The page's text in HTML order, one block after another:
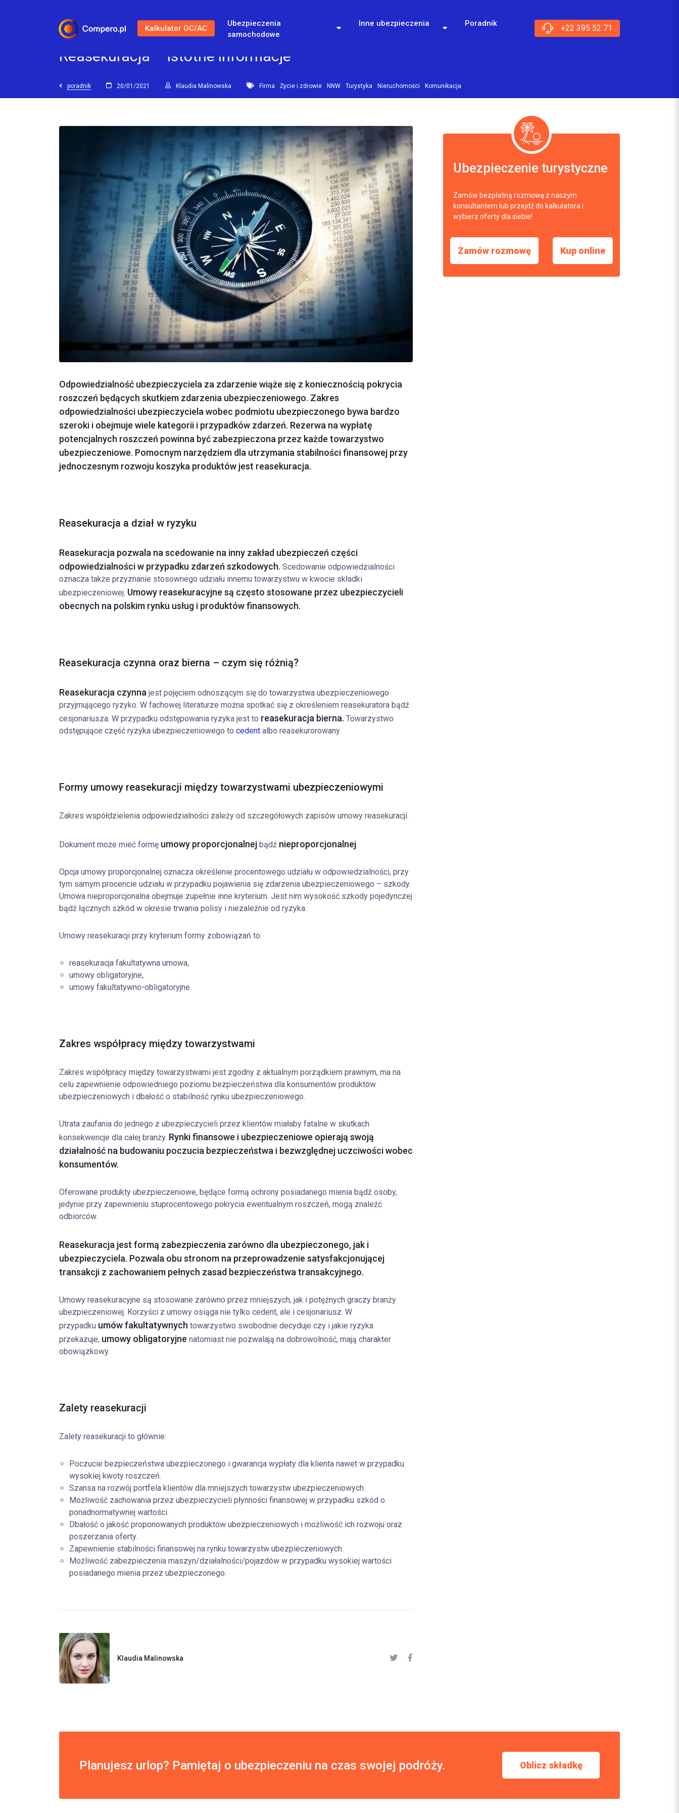
Kalkulator OC/AC
Ubezpieczenia
samochodowe
Inne ubezpieczenia Poradnik +22 395 52 71
Reasekuracja – istotne informacje
poradnik 20/01/2021 Klaudia Malinowska Firma Życie i zdrowie NNW Turystyka Nieruchomości Komunikacja
Odpowiedzialność ubezpieczyciela za zdarzenie wiąże się z koniecznością pokrycia
roszczeń będących skutkiem zdarzenia ubezpieczeniowego. Zakres
odpowiedzialności ubezpieczyciela wobec podmiotu ubezpieczonego bywa bardzo
szeroki i obejmuje wiele kategorii i przypadków zdarzeń. Rezerwa na wypłatę
potencjalnych roszczeń powinna być zabezpieczona przez każde towarzystwo
ubezpieczeniowe. Pomocnym narzędziem dla utrzymania stabilności finansowej przy
jednoczesnym rozwoju koszyka produktów jest reasekuracja.
Reasekuracja a dział w ryzyku
Reasekuracja pozwala na scedowanie na inny zakład ubezpieczeń części
odpowiedzialności w przypadku zdarzeń szkodowych. Scedowanie odpowiedzialności
oznacza także przyznanie stosownego udziału innemu towarzystwu w kwocie składki
ubezpieczeniowej. Umowy reasekuracyjne są często stosowane przez ubezpieczycieli
obecnych na polskim rynku usług i produktów finansowych.
Reasekuracja czynna oraz bierna – czym się różnią?
Reasekuracja czynna jest pojęciem odnoszącym się do towarzystwa ubezpieczeniowego
przyjmującego ryzyko. W fachowej literaturze można spotkać się z określeniem reasekuratora bądź
cesjonariusza. W przypadku odstępowania ryzyka jest to reasekuracja bierna. Towarzystwo
odstępujące część ryzyka ubezpieczeniowego to cedent albo reasekurorowany.
Formy umowy reasekuracji między towarzystwami ubezpieczeniowymi
Zakres współdzielenia odpowiedzialności zależy od szczegółowych zapisów umowy reasekuracji.
Dokument może mieć formę umowy proporcjonalnej bądź nieproporcjonalnej.
Opcja umowy proporcjonalnej oznacza określenie procentowego udziału w odpowiedzialności, przy
tym samym procencie udziału w przypadku pojawienia się zdarzenia ubezpieczeniowego – szkody.
Umowa nieproporcjonalna obejmuje zupełnie inne kryterium. Jest nim wysokość szkody pojedynczej
bądź łącznych szkód w okresie trwania polisy i niezależnie od ryzyka.
Umowy reasekuracji przy kryterium formy zobowiązań to:
reasekuracja fakultatywna umowa,
umowy obligatoryjne,
umowy fakultatywno-obligatoryjne.
Zakres współpracy między towarzystwami
Zakres współpracy między towarzystwami jest zgodny z aktualnym porządkiem prawnym, ma na
celu zapewnienie odpowiedniego poziomu bezpieczeństwa dla konsumentów produktów
ubezpieczeniowych i dbałość o stabilność rynku ubezpieczeniowego.
Utrata zaufania do jednego z ubezpieczycieli przez klientów miałaby fatalne w skutkach
konsekwencje dla całej branży. Rynki finansowe i ubezpieczeniowe opierają swoją
działalność na budowaniu poczucia bezpieczeństwa i bezwzględnej uczciwości wobec
konsumentów.
Oferowane produkty ubezpieczeniowe, będące formą ochrony posiadanego mienia bądź osoby,
jedynie przy zapewnieniu stuprocentowego pokrycia ewentualnym roszczeń, mogą znaleźć
odbiorców.
Reasekuracja jest formą zabezpieczenia zarówno dla ubezpieczonego, jak i
ubezpieczyciela. Pozwala obu stronom na przeprowadzenie satysfakcjonującej
transakcji z zachowaniem pełnych zasad bezpieczeństwa transakcyjnego.
Umowy reasekuracyjne są stosowane zarówno przez mniejszych, jak i potężnych graczy branży
ubezpieczeniowej. Korzyści z umowy osiąga nie tylko cedent, ale i cesjonariusz. W
przypadku umów fakultatywnych towarzystwo swobodnie decyduje czy i jakie ryzyka
przekazuje, umowy obligatoryjne natomiast nie pozwalają na dobrowolność, mają charakter
obowiązkowy.
Zalety reasekuracji
Zalety reasekuracji to głównie:
Poczucie bezpieczeństwa ubezpieczonego i gwarancja wypłaty dla klienta nawet w przypadku
wysokiej kwoty roszczeń.
Szansa na rozwój portfela klientów dla mniejszych towarzystw ubezpieczeniowych.
Możliwość zachowania przez ubezpieczycieli płynności finansowej w przypadku szkód o
ponadnormatywnej wartości.
Dbałość o jakość proponowanych produktów ubezpieczeniowych i możliwość ich rozwoju oraz
poszerzania oferty.
Zapewnienie stabilności finansowej na rynku towarzystw ubezpieczeniowych.
Możliwość zabezpieczenia maszyn/działalności/pojazdów w przypadku wysokiej wartości
posiadanego mienia przez ubezpieczonego.
Klaudia Malinowska
Ubezpieczenie turystyczne
Zamów bezpłatną rozmowę z naszym
konsultantem lub przejdź do kalkulatora i
wybierz oferty dla siebie!
Zamów rozmowę Kup online
Planujesz urlop? Pamiętaj o ubezpieczeniu na czas swojej podróży. Oblicz składkę